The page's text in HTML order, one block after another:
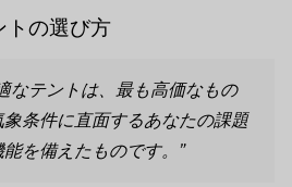
トの選び方
なテントは、最も高価なもの
条件に直面するあなたの課題
を備えたものです。”